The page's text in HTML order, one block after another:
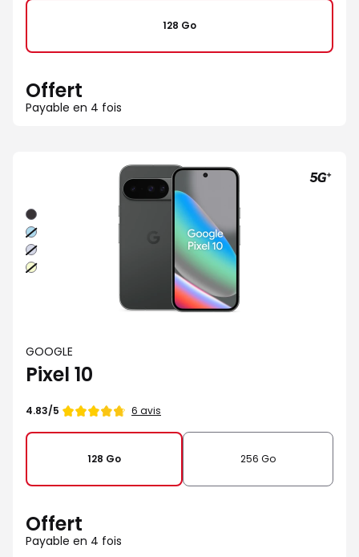
128 Go
Offert
Payable en 4 fois
Noir
Bleu
Iris
Lime
GOOGLE
Pixel 10
Note
4.83/5 6 avis
128 Go 256 Go
Offert
Payable en 4 fois